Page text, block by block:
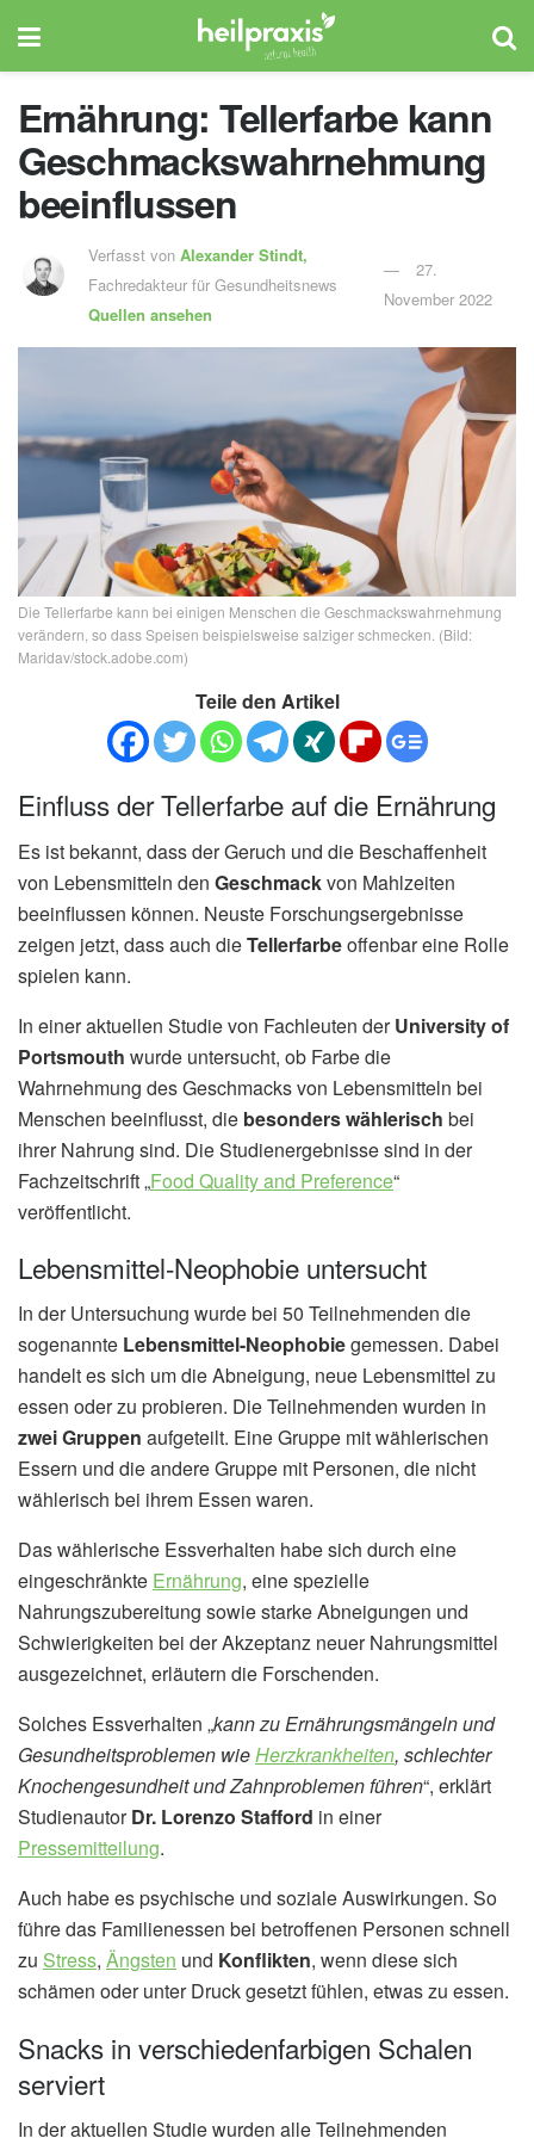
Ernährung: Tellerfarbe kann
Geschmackswahrnehmung
beeinflussen
Verfasst von Alexander Stindt,
Fachredakteur für Gesundheitsnews
Quellen ansehen
27.
November 2022
Die Tellerfarbe kann bei einigen Menschen die Geschmackswahrnehmung
verändern, so dass Speisen beispielsweise salziger schmecken. (Bild:
Maridav/stock.adobe.com)
Teile den Artikel
Einfluss der Tellerfarbe auf die Ernährung
Es ist bekannt, dass der Geruch und die Beschaffenheit
von Lebensmitteln den Geschmackvon Mahlzeiten
beeinflussen können. Neuste Forschungsergebnisse
zeigen jetzt, dass auch dieTellerfarbeoffenbar eine Rolle
spielen kann.
In einer aktuellen Studie von Fachleuten derUniversity of
Portsmouth wurde untersucht, ob Farbe die
Wahrnehmung des Geschmacks von Lebensmitteln bei
Menschen beeinflusst, die besonders wählerisch bei
ihrer Nahrung sind. Die Studienergebnisse sind in der
Fachzeitschrift „Food Quality and Preference“
veröffentlicht.
Lebensmittel-Neophobie untersucht
In der Untersuchung wurde bei 50 Teilnehmenden die
sogenannte Lebensmittel-Neophobiegemessen. Dabei
handelt es sich um die Abneigung, neue Lebensmittel zu
essen oder zu probieren. Die Teilnehmenden wurden in
zwei Gruppen aufgeteilt. Eine Gruppe mit wählerischen
Essern und die andere Gruppe mit Personen, die nicht
wählerisch bei ihrem Essen waren.
Das wählerische Essverhalten habe sich durch eine
eingeschränkte Ernährung, eine spezielle
Nahrungszubereitung sowie starke Abneigungen und
Schwierigkeiten bei der Akzeptanz neuer Nahrungsmittel
ausgezeichnet, erläutern die Forschenden.
Solches Essverhalten „kann zu Ernährungsmängeln und
Gesundheitsproblemen wieHerzkrankheiten, schlechter
Knochengesundheit und Zahnproblemen führen“, erklärt
StudienautorDr. Lorenzo Stafford in einer
Pressemitteilung.
Auch habe es psychische und soziale Auswirkungen. So
führe das Familienessen bei betroffenen Personen schnell
zu Stress, Ängsten und Konflikten, wenn diese sich
schämen oder unter Druck gesetzt fühlen, etwas zu essen.
Snacks in verschiedenfarbigen Schalen
serviert
In der aktuellen Studie wurden alle Teilnehmenden